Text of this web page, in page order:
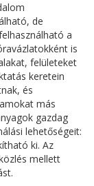
de
a
is
felületeket
keretein
és
más
gazdag
lehetőségeit:
ki. Az
mellett